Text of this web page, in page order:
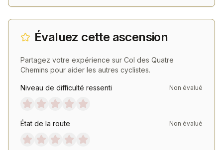
Évaluez cette ascension
Partagez votre expérience sur Col des Quatre
Chemins pour aider les autres cyclistes.
Niveau de difficulté ressenti Non évalué
État de la route Non évalué